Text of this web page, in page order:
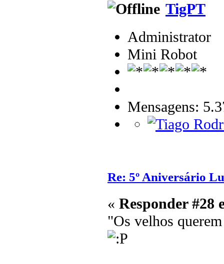
TigPT
Administrator
Mini Robot
Mensagens:
Re: 5º Aniversário
« Responder #28
"Os velhos